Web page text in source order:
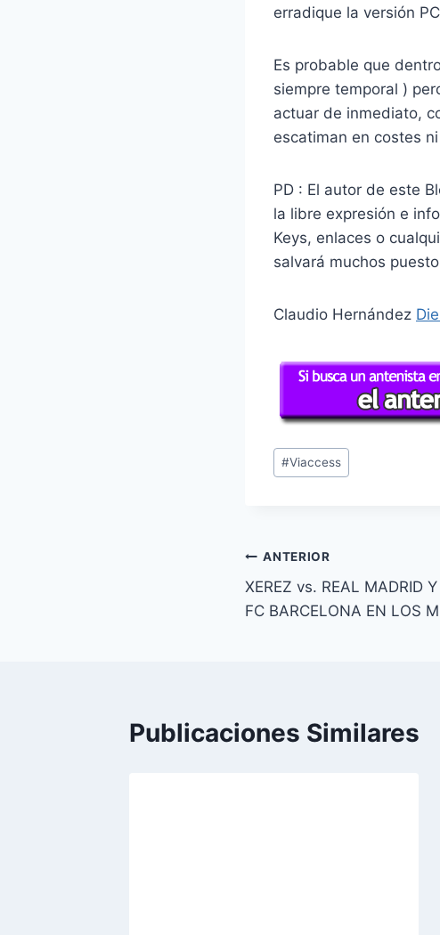
erradique la versión
Es probable que
siempre temporal )
actuar de inmediato,
escatiman en costes
PD : El autor de este
la libre expresión e
Keys, enlaces o
salvará muchos
Claudio Hernández
Etiquetas
de
#Viaccess
Navegación
de
ANTERIOR
XEREZ vs. REAL MADRID
FC BARCELONA EN LOS
Publicaciones Similares